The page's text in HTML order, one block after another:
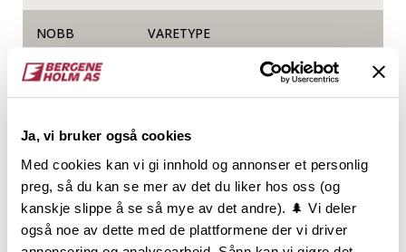
Ja, vi bruker også cookies
Med cookies kan vi gi innhold og annonser et personlig
preg, så du kan se mer av det du liker hos oss (og
kanskje slippe å se så mye av det andre). 🌲 Vi deler
også noe av dette med de plattformene der vi driver
NOBB VARETYPE
54183583
Produktinformasjon
Kvartstaff er en liten list med utallige bruksområder.
Den benyttes bl.a. som list for overgang av
innvendige 90 ° hjørner. Leveres i kvistfri ubehandlet